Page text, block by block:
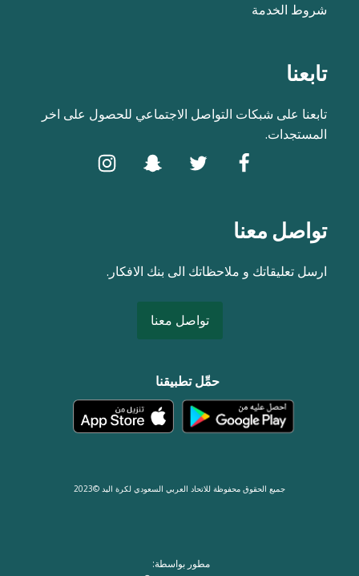
شروط الخدمة
تابعنا
تابعنا على شبكات التواصل الاجتماعي للحصول على اخر
المستجدات.
تواصل معنا
ارسل تعليقاتك و ملاحظاتك الى بنك الافكار.
تواصل معنا
حمِّل تطبيقنا
جميع الحقوق محفوظة للاتحاد العربي السعودي لكرة اليد ©2023
مطور بواسطة: